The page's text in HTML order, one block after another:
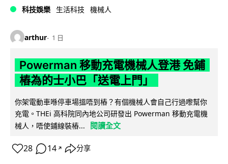
科技娛樂 生活科技 機械人
arthur 1 日
Powerman 移動充電機械人登港 免鋪
樁為的士小巴「送電上門」
你架電動車喺停車場搵唔到樁？有個機械人會自己行過嚟幫你
充電。THEi 高科院同內地公司研發出 Powerman 移動充電機
械人，唔使鋪線裝樁...
閱讀全文
28 14 ↗ 分享